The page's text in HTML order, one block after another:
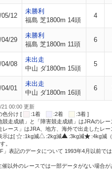
05/12
未勝利
福島 芝1800m 14頭
4
04/29
未勝利
福島 芝1800m 11頭
6
04/08
未出走
中山 ダ1800m 15頭
5
04/01
未出走
中山 ダ1800m 16頭
6
21 00:00 更新
色分け [
:1着 :2着
:3着 ]
走成績」と「障害競走成績」はJRAのレー
ース」はJRA、地方、海外で出走したレー
示は[
:1kg減 :2kg減 :3kg減 :4kg減
。
」表記のデータについて 1993年4月以前で
以外のレースでは一部データがない場合が